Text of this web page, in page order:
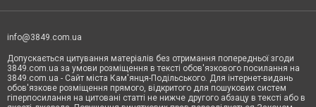
info@3849.com.ua
Допускається цитування матеріалів без отримання попередньої згоди
3849.com.ua за умови розміщення в тексті обов'язкового посилання на
3849.com.ua - Сайт міста Кам'янця-Подільського. Для інтернет-видань
обов'язкове розміщення прямого, відкритого для пошукових систем
гіперпосилання на цитовані статті не нижче другого абзацу в тексті або в